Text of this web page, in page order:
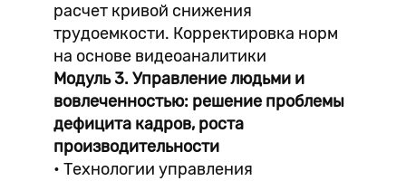
расчет кривой снижения
трудоемкости. Корректировка норм
на основе видеоаналитики
Модуль 3. Управление людьми и
вовлеченностью: решение проблемы
дефицита кадров, роста
производительности
• Технологии управления